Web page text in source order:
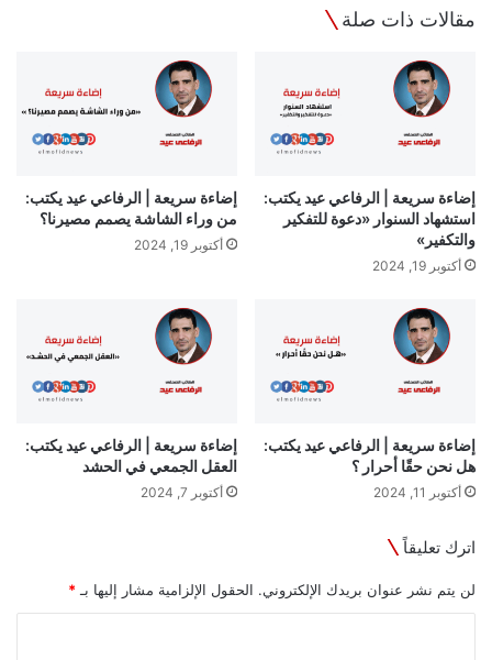
مقالات ذات صلة
إضاءة سريعة | الرفاعي عيد يكتب:
استشهاد السنوار «دعوة للتفكير
والتكفير»
أكتوبر 19, 2024
إضاءة سريعة | الرفاعي عيد يكتب:
من وراء الشاشة يصمم مصيرنا؟
أكتوبر 19, 2024
إضاءة سريعة | الرفاعي عيد يكتب:
هل نحن حقًا أحرار ؟
أكتوبر 11, 2024
إضاءة سريعة | الرفاعي عيد يكتب:
العقل الجمعي في الحشد
أكتوبر 7, 2024
اترك تعليقاً
لن يتم نشر عنوان بريدك الإلكتروني. الحقول الإلزامية مشار إليها بـ*